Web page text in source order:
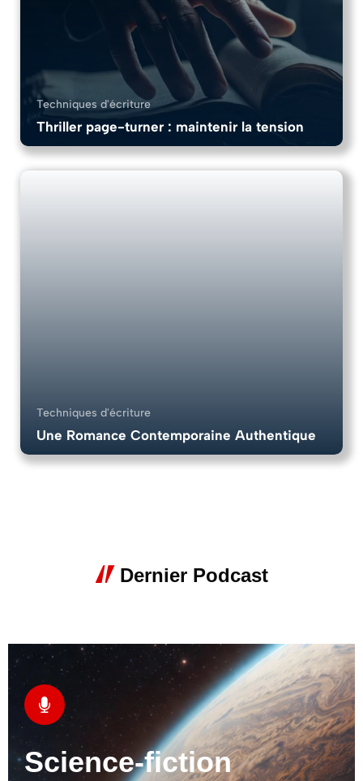
Techniques d'écriture
Thriller page-turner : maintenir la tension
11 Chapitres 12
Techniques d'écriture
Une Romance Contemporaine Authentique
6 Chapitres 9
Dernier Podcast
Science-fiction